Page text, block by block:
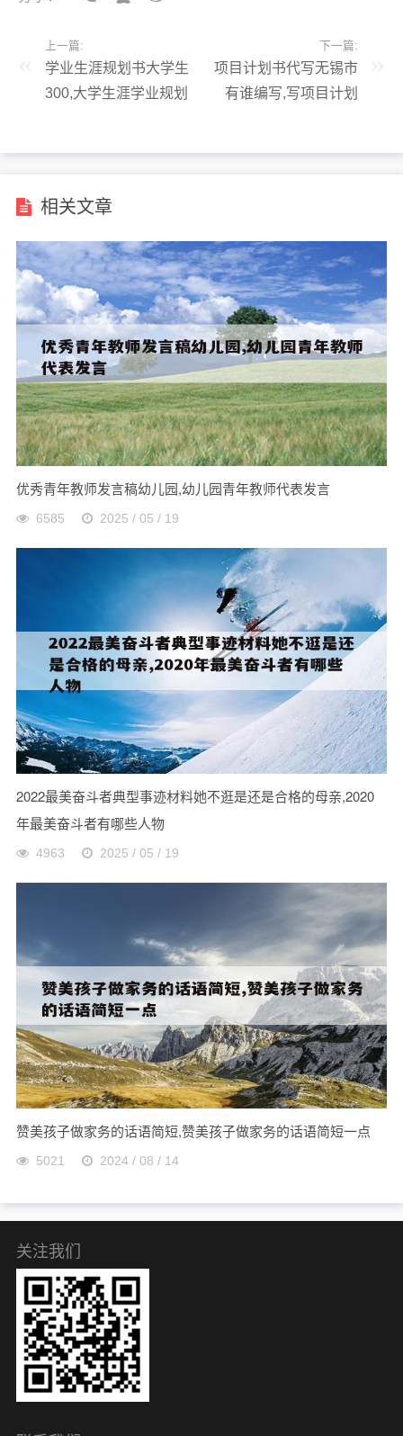
上一篇:
学业生涯规划书大学生
300,大学生涯学业规划
下一篇:
项目计划书代写无锡市
有谁编写,写项目计划
相关文章
优秀青年教师发言稿幼儿园,幼儿园青年教师代表发言
6585 2025 / 05 / 19
2022最美奋斗者典型事迹材料她不逛是还是合格的母亲,2020
年最美奋斗者有哪些人物
4963 2025 / 05 / 19
赞美孩子做家务的话语简短,赞美孩子做家务的话语简短一点
5021 2024 / 08 / 14
关注我们